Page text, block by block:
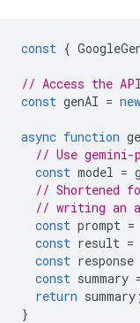
const {
// Access the
const genAI = new
async function
// Use
const model =
// Shortened
// writing an
const prompt =
const result =
const response
const summary
return summary ;
}